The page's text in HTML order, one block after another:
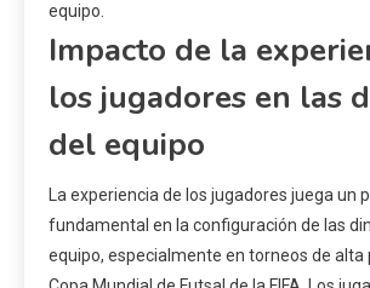
equipo.
Impacto de la
los jugadores en las
del equipo
La experiencia de los jugadores juega un
fundamental en la configuración de las
equipo, especialmente en torneos de alta